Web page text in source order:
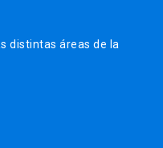
distintas áreas de la